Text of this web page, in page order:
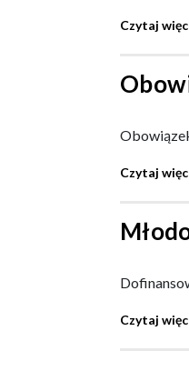
Czytaj
Czytaj
Czytaj